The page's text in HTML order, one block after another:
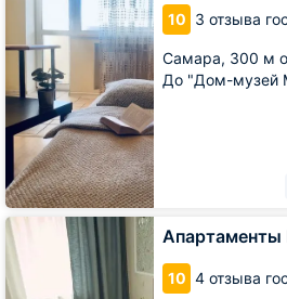
10 3 отзыва
Самара, 300 м
До "Дом-музей
Молодогвардейской
125
Апартаменты
10 4 отзыва
Апартаменты
На
Панской